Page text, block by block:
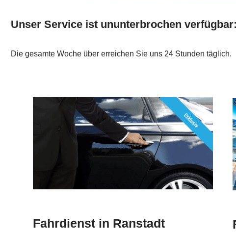
Unser Service ist ununterbrochen verfügbar:
Die gesamte Woche über erreichen Sie uns 24 Stunden täglich.
Fahrdienst in Ranstadt